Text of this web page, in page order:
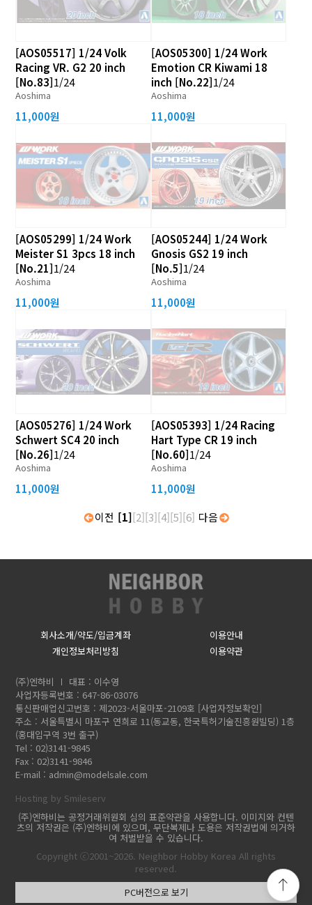
[AOS05517] 1/24 Volk
Racing VR. G2 20 inch
[No.83]1/24
Aoshima
11,000원
[AOS05300] 1/24 Work
Emotion CR Kiwami 18
inch [No.22]1/24
Aoshima
11,000원
[AOS05299] 1/24 Work
Meister S1 3pcs 18 inch
[No.21]1/24
Aoshima
11,000원
[AOS05244] 1/24 Work
Gnosis GS2 19 inch
[No.5]1/24
Aoshima
11,000원
[AOS05276] 1/24 Work
Schwert SC4 20 inch
[No.26]1/24
Aoshima
11,000원
[AOS05393] 1/24 Racing
Hart Type CR 19 inch
[No.60]1/24
Aoshima
11,000원
이전 [1][2][3][4][5][6] 다음
회사소개/약도/입금계좌
이용안내
개인정보처리방침
이용약관
(주)엔하비
대표 : 이수영
사업자등록번호 : 647-86-03076
통신판매업신고번호 : 제2023-서울마포-2109호 [사업자정보확인]
주소 : 서울특별시 마포구 연희로 11(동교동, 한국특허기술진흥원빌딩) 1층
(홍대입구역 3번 출구)
Tel : 02)3141-9845
Fax : 02)3141-9846
E-mail : admin@modelsale.com
Hosting by Smileserv
(주)엔하비는 공정거래위원회 심의 표준약관을 사용합니다. 이미지와 컨텐
츠의 저작권은 (주)엔하비에 있으며, 무단복제나 도용은 저작권법에 의거하
여 처벌받을 수 있습니다.
Copyright ⓒ2001~2026. Neighbor Hobby Korea All rights
reserved.
PC버전으로 보기